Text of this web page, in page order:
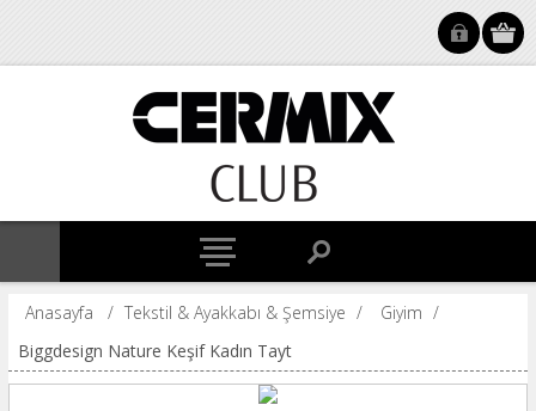
Anasayfa / Tekstil & Ayakkabı & Şemsiye / Giyim /
Biggdesign Nature Keşif Kadın Tayt